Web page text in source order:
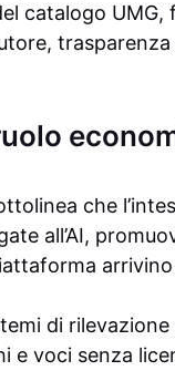
catalogo UMG,
che
all’AI,
di
e voci senza